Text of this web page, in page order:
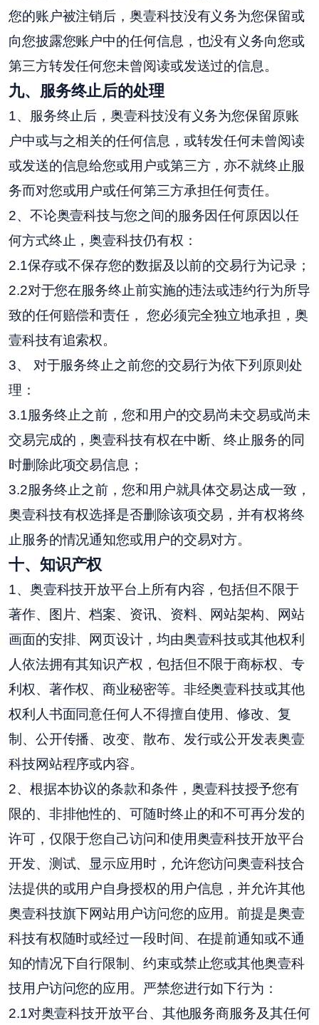
您的账户被注销后，奥壹科技没有义务为您保留或
向您披露您账户中的任何信息，也没有义务向您或
第三方转发任何您未曾阅读或发送过的信息。
九、服务终止后的处理
1、服务终止后，奥壹科技没有义务为您保留原账
户中或与之相关的任何信息，或转发任何未曾阅读
或发送的信息给您或用户或第三方，亦不就终止服
务而对您或用户或任何第三方承担任何责任。
2、不论奥壹科技与您之间的服务因任何原因以任
何方式终止，奥壹科技仍有权：
2.1保存或不保存您的数据及以前的交易行为记录；
2.2对于您在服务终止前实施的违法或违约行为所导
致的任何赔偿和责任， 您必须完全独立地承担，奥
壹科技有追索权。
3、 对于服务终止之前您的交易行为依下列原则处
理：
3.1服务终止之前，您和用户的交易尚未交易或尚未
交易完成的，奥壹科技有权在中断、终止服务的同
时删除此项交易信息；
3.2服务终止之前，您和用户就具体交易达成一致，
奥壹科技有权选择是否删除该项交易，并有权将终
止服务的情况通知您或用户的交易对方。
十、知识产权
1、奥壹科技开放平台上所有内容，包括但不限于
著作、图片、档案、资讯、资料、网站架构、网站
画面的安排、网页设计，均由奥壹科技或其他权利
人依法拥有其知识产权，包括但不限于商标权、专
利权、著作权、商业秘密等。非经奥壹科技或其他
权利人书面同意任何人不得擅自使用、修改、复
制、公开传播、改变、散布、发行或公开发表奥壹
科技网站程序或内容。
2、根据本协议的条款和条件，奥壹科技授予您有
限的、非排他性的、可随时终止的和不可再分发的
许可，仅限于您自己访问和使用奥壹科技开放平台
开发、测试、显示应用时，允许您访问奥壹科技合
法提供的或用户自身授权的用户信息，并允许其他
奥壹科技旗下网站用户访问您的应用。前提是奥壹
科技有权随时或经过一段时间、在提前通知或不通
知的情况下自行限制、约束或禁止您或其他奥壹科
技用户访问您的应用。严禁您进行如下行为：
2.1对奥壹科技开放平台、其他服务商服务及其任何